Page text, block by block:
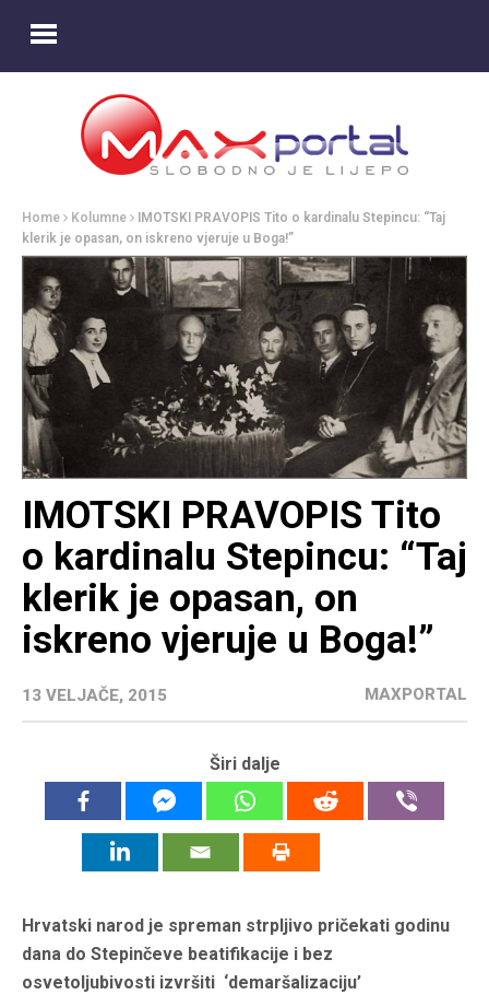
Home Kolumne
IMOTSKI PRAVOPIS Tito o kardinalu Stepincu: “Taj
klerik je opasan, on iskreno vjeruje u Boga!”
IMOTSKI PRAVOPIS Tito
o kardinalu Stepincu: “Taj
klerik je opasan, on
iskreno vjeruje u Boga!”
13 VELJAČE, 2015 MAXPORTAL
Širi dalje
Hrvatski narod je spreman strpljivo pričekati godinu
dana do Stepinčeve beatifikacije i bez
osvetoljubivosti izvršiti ‘demaršalizaciju’